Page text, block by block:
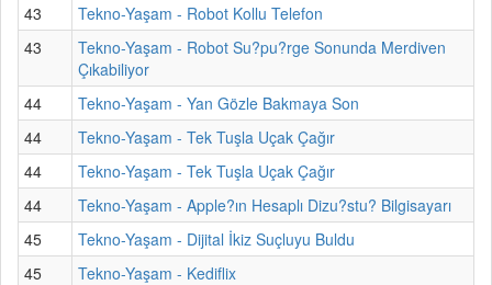
43
Tekno-Yaşam - Robot Kollu Telefon
43
Tekno-Yaşam - Robot Su?pu?rge Sonunda Merdiven
Çıkabiliyor
44
Tekno-Yaşam - Yan Gözle Bakmaya Son
44
Tekno-Yaşam - Tek Tuşla Uçak Çağır
44
Tekno-Yaşam - Tek Tuşla Uçak Çağır
44
Tekno-Yaşam - Apple?ın Hesaplı Dizu?stu? Bilgisayarı
45
Tekno-Yaşam - Dijital İkiz Suçluyu Buldu
45
Tekno-Yaşam - Kediflix